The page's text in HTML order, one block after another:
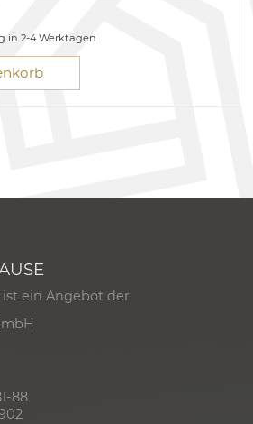
in 2-4 Werktagen
ist ein Angebot der
88